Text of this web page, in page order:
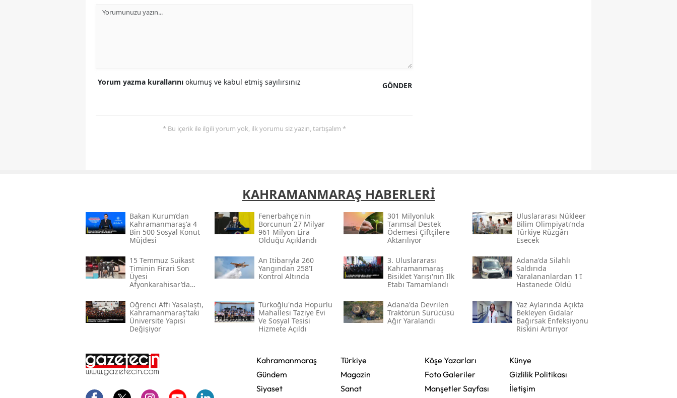
Şanlıurfa
Yozgat
Zonguldak
Aksaray
Karaman
Batman
GÖNDER
Yorum yazma kurallarını okumuş ve kabul etmiş sayılırsınız
* Bu içerik ile ilgili yorum yok, ilk yorumu siz yazın, tartışalım *
KAHRAMANMARAŞ HABERLERİ
Bakan Kurum’dan
Kahramanmaraş'a 4
Bin 500 Sosyal Konut
Müjdesi
Fenerbahçe'nin
Borcunun 27 Milyar
961 Milyon Lira
Olduğu Açıklandı
301 Milyonluk
Tarımsal Destek
Ödemesi Çiftçilere
Aktarılıyor
Uluslararası Nükleer
Bilim Olimpiyatı’nda
Türkiye Rüzgârı
Esecek
15 Temmuz Suikast
Timinin Firari Son
Üyesi
Afyonkarahisar’da
An Itibarıyla 260
Yangından 258'i
Kontrol Altında
3. Uluslararası
Kahramanmaraş
Bisiklet Yarışı'nın Ilk
Etabı Tamamlandı
Adana'da Silahlı
Saldırıda
Yaralananlardan 1'i
Hastanede Öldü
Öğrenci Affı Yasalaştı,
Kahramanmaraş'taki
Üniversite Yapısı
Değişiyor
Türkoğlu'nda Hopurlu
Mahallesi Taziye Evi
Ve Sosyal Tesisi
Hizmete Açıldı
Adana'da Devrilen
Traktörün Sürücüsü
Ağır Yaralandı
Yaz Aylarında Açıkta
Bekleyen Gıdalar
Bağırsak Enfeksiyonu
Riskini Artırıyor
Kahramanmaraş
Gündem
Siyaset
Türkiye
Magazin
Sanat
Köşe Yazarları
Foto Galeriler
Manşetler Sayfası
Künye
Gizlilik Politikası
İletişim